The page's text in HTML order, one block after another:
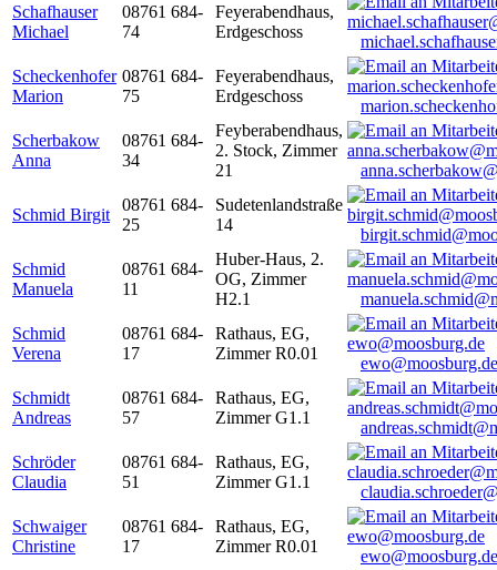
Schafhauser
Michael
08761 684-
74
Feyerabendhaus,
Erdgeschoss
Scheckenhofer
Marion
08761 684-
75
Feyerabendhaus,
Erdgeschoss
Scherbakow
Anna
08761 684-
34
Feyberabendhaus,
2. Stock, Zimmer
21
Schmid Birgit
08761 684-
25
Sudetenlandstraße
14
Schmid
Manuela
08761 684-
11
Huber-Haus, 2.
OG, Zimmer
H2.1
Schmid
Verena
08761 684-
17
Rathaus, EG,
Zimmer R0.01
ewo@moosburg.de
Schmidt
Andreas
08761 684-
57
Rathaus, EG,
Zimmer G1.1
Schröder
Claudia
08761 684-
51
Rathaus, EG,
Zimmer G1.1
Schwaiger
Christine
08761 684-
17
Rathaus, EG,
Zimmer R0.01
ewo@moosburg.de